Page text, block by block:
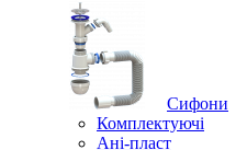
Сифони
Комплектуючі
Ані-пласт